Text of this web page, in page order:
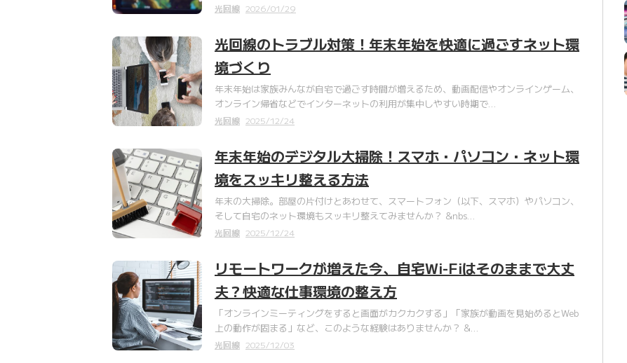
光回線 2026/01/29
光回線のトラブル対策！年末年始を快適に過ごすネット環
境づくり
年末年始は家族みんなが自宅で過ごす時間が増えるため、動画配信やオンラインゲーム、
オンライン帰省などでインターネットの利用が集中しやすい時期で…
光回線 2025/12/24
年末年始のデジタル大掃除！スマホ・パソコン・ネット環
境をスッキリ整える方法
年末の大掃除。部屋の片付けとあわせて、スマートフォン（以下、スマホ）やパソコン、
そして自宅のネット環境もスッキリ整えてみませんか？ &nbs…
光回線 2025/12/24
リモートワークが増えた今、自宅Wi-Fiはそのままで大丈
夫？快適な仕事環境の整え方
「オンラインミーティングをすると画面がカクカクする」「家族が動画を見始めるとWeb
上の動作が固まる」など、このような経験はありませんか？ &…
光回線 2025/12/03